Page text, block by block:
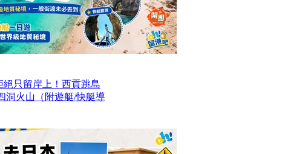
絕只留岸上！西貢跳島
洞火山（附遊艇/快艇導